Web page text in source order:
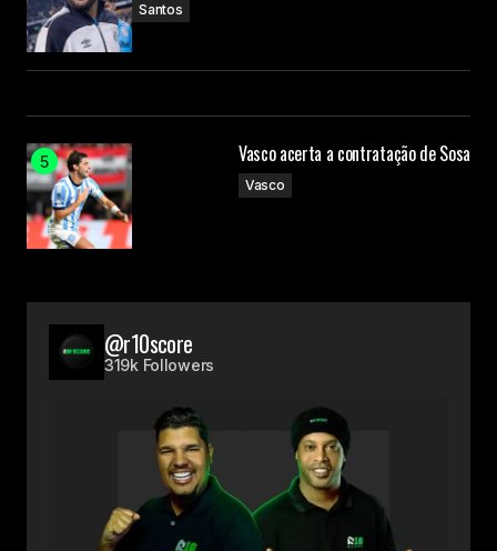
Santos
Vasco acerta a contratação de Sosa
Vasco
@r10score
319k Followers